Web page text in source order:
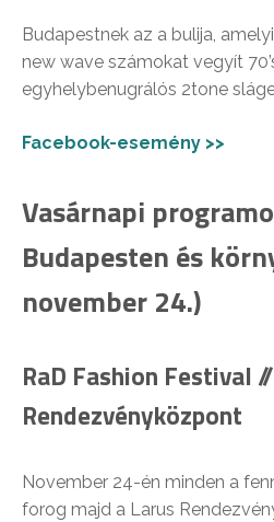
Budapestnek az a bulija,
new wave számokat vegyít
egyhelybenugrálós 2tone
Facebook-esemény >>
Vasárnapi
Budapesten és
november 24.)
RaD Fashion Festival
Rendezvényközpont
November 24-én minden a
forog majd a Larus